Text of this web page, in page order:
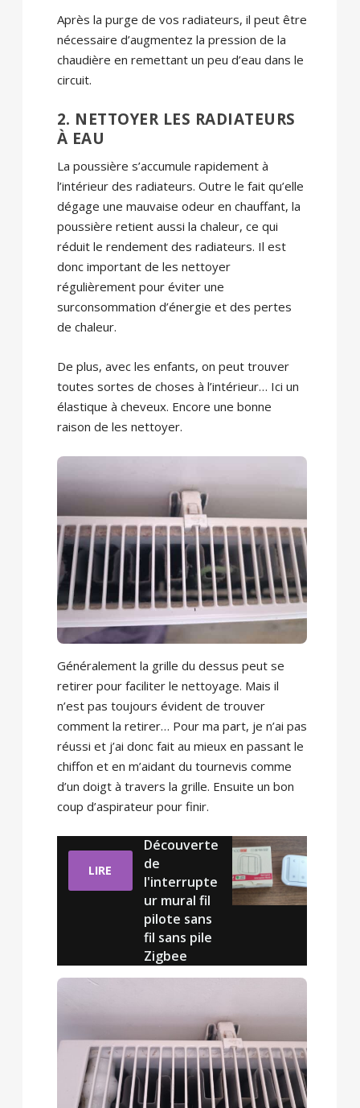
Après la purge de vos radiateurs, il peut être
nécessaire d’augmentez la pression de la
chaudière en remettant un peu d’eau dans le
circuit.
2. NETTOYER LES RADIATEURS
À EAU
La poussière s’accumule rapidement à
l’intérieur des radiateurs. Outre le fait qu’elle
dégage une mauvaise odeur en chauffant, la
poussière retient aussi la chaleur, ce qui
réduit le rendement des radiateurs. Il est
donc important de les nettoyer
régulièrement pour éviter une
surconsommation d’énergie et des pertes
de chaleur.
De plus, avec les enfants, on peut trouver
toutes sortes de choses à l’intérieur… Ici un
élastique à cheveux. Encore une bonne
raison de les nettoyer.
Généralement la grille du dessus peut se
retirer pour faciliter le nettoyage. Mais il
n’est pas toujours évident de trouver
comment la retirer… Pour ma part, je n’ai pas
réussi et j’ai donc fait au mieux en passant le
chiffon et en m’aidant du tournevis comme
d’un doigt à travers la grille. Ensuite un bon
coup d’aspirateur pour finir.
LIRE
Découverte
de
l'interrupte
ur mural fil
pilote sans
fil sans pile
Zigbee